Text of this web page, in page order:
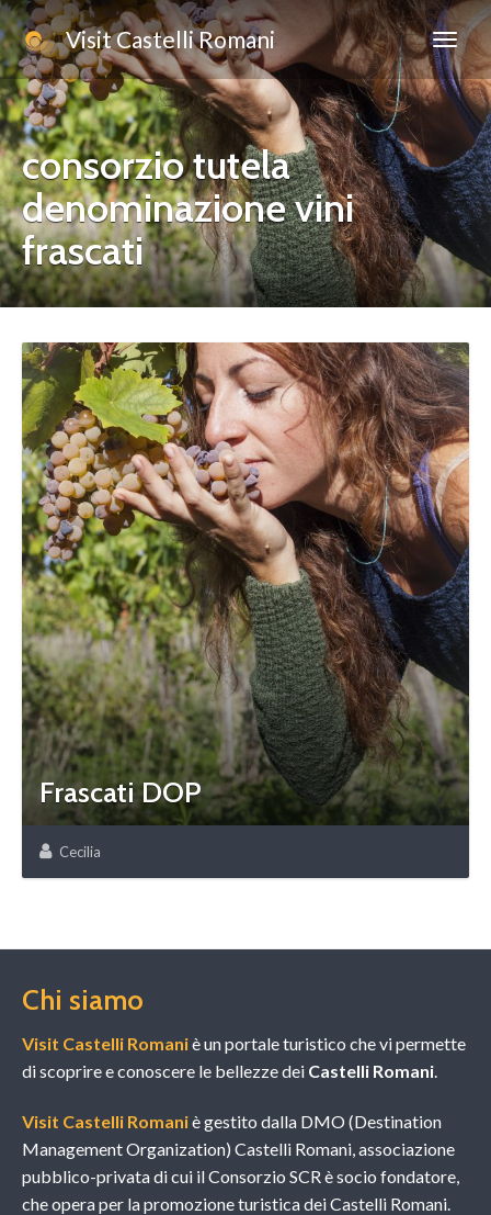
Visit Castelli Romani
consorzio tutela
denominazione vini
frascati
Frascati DOP
Cecilia
Chi siamo
Visit Castelli Romaniè un portale turistico che vi permette
di scoprire e conoscere le bellezze dei Castelli Romani.
Visit Castelli Romaniè gestito dalla DMO (Destination
Management Organization) Castelli Romani, associazione
pubblico-privata di cui il Consorzio SCR è socio fondatore,
che opera per la promozione turistica dei Castelli Romani.